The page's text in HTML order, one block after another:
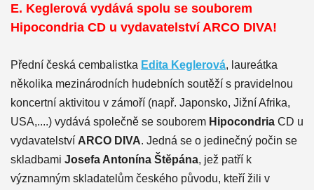
E. Keglerová vydává spolu se souborem
Hipocondria CD u vydavatelství ARCO DIVA!
Přední česká cembalistka Edita Keglerová, laureátka
několika mezinárodních hudebních soutěží s pravidelnou
koncertní aktivitou v zámoří (např. Japonsko, Jižní Afrika,
USA,....) vydává společně se souborem HipocondriaCD u
vydavatelství ARCO DIVA. Jedná se o jedinečný počin se
skladbami Josefa Antonína Štěpána, jež patří k
významným skladatelům českého původu, kteří žili v